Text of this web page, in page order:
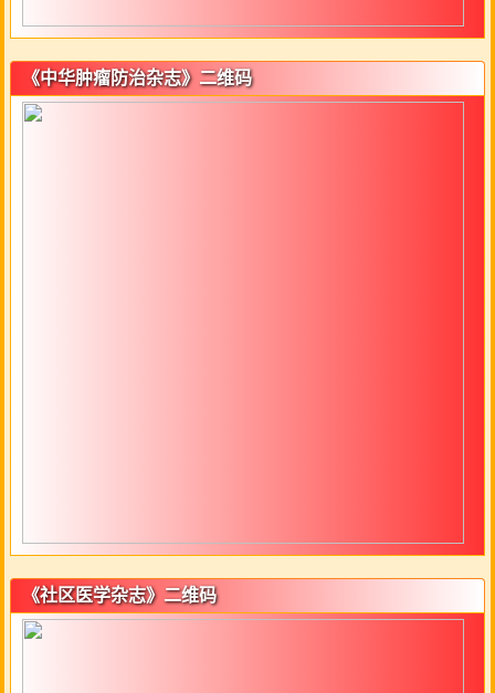
《中华肿瘤防治杂志》二维码
《社区医学杂志》二维码